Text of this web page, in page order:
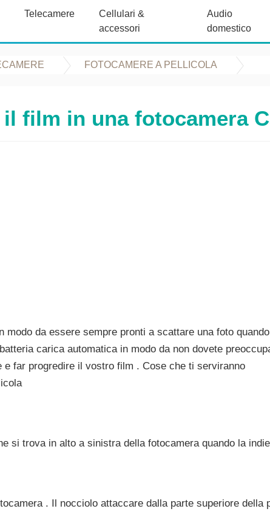
Telecamere
Cellulari &
accessori
Audio
domestico
FOTOCAMERE A PELLICOLA
film in una fotocamera
modo da essere sempre pronti a scattare una foto
carica automatica in modo da non dovete
far progredire il vostro film . Cose che ti serviranno
si trova in alto a sinistra della fotocamera quando la
. Il nocciolo attaccare dalla parte superiore della